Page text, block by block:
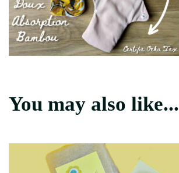
You may also like...